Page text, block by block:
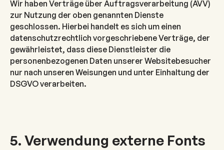
Wir haben Verträge über Auftragsverarbeitung (AVV)
zur Nutzung der oben genannten Dienste
geschlossen. Hierbei handelt es sich um einen
datenschutzrechtlich vorgeschriebene Verträge, der
gewährleistet, dass diese Dienstleister die
personenbezogenen Daten unserer Websitebesucher
nur nach unseren Weisungen und unter Einhaltung der
DSGVO verarbeiten.
5. Verwendung externe Fonts